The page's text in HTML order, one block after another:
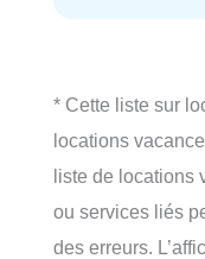
* Cette liste sur
locations
liste de locations
ou services liés
des erreurs.